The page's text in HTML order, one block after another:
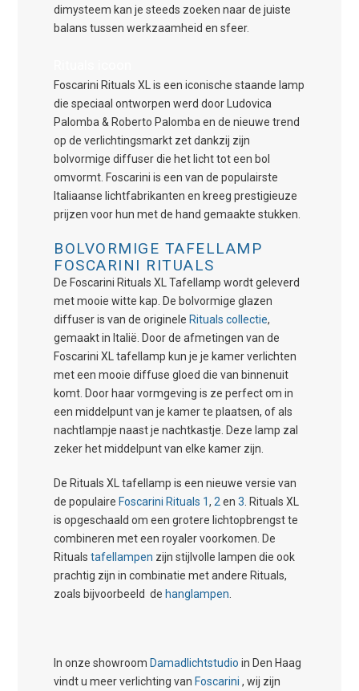
dimysteem kan je steeds zoeken naar de juiste
balans tussen werkzaamheid en sfeer.
Foscarini Rituals XL is een iconische staande lamp
die speciaal ontworpen werd door Ludovica
Palomba & Roberto Palomba en de nieuwe trend
op de verlichtingsmarkt zet dankzij zijn
bolvormige diffuser die het licht tot een bol
omvormt. Foscarini is een van de populairste
Italiaanse lichtfabrikanten en kreeg prestigieuze
prijzen voor hun met de hand gemaakte stukken.
BOLVORMIGE TAFELLAMP
FOSCARINI RITUALS
De Foscarini Rituals XL Tafellamp wordt geleverd
met mooie witte kap. De bolvormige glazen
diffuser is van de originele Rituals collectie,
gemaakt in Italië. Door de afmetingen van de
Foscarini XL tafellamp kun je je kamer verlichten
met een mooie diffuse gloed die van binnenuit
komt. Door haar vormgeving is ze perfect om in
een middelpunt van je kamer te plaatsen, of als
nachtlampje naast je nachtkastje. Deze lamp zal
zeker het middelpunt van elke kamer zijn.
De Rituals XL tafellamp is een nieuwe versie van
de populaire Foscarini Rituals 1,2 en3 . Rituals XL
is opgeschaald om een grotere lichtopbrengst te
combineren met een royaler voorkomen. De
Ritualstafellampen zijn stijlvolle lampen die ook
prachtig zijn in combinatie met andere Rituals,
zoals bijvoorbeeld de hanglampen
In onze showroom Damadlichtstudio in Den Haag
vindt u meer verlichting van Foscarini , wij zijn